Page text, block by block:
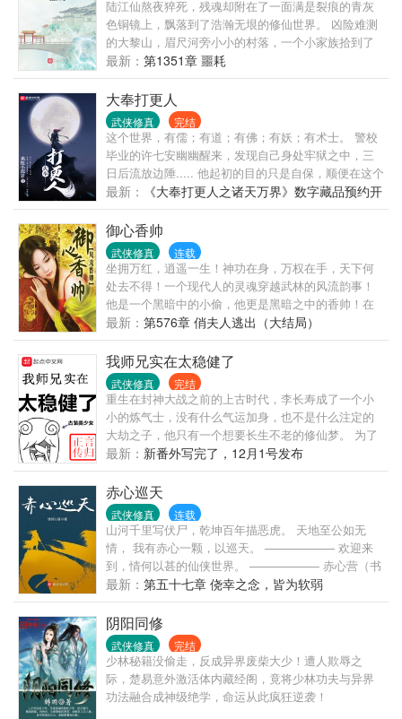
陆江仙熬夜猝死，残魂却附在了一面满是裂痕的青灰
色铜镜上，飘落到了浩瀚无垠的修仙世界。 凶险难测
的大黎山，眉尺河旁小小的村落，一个小家族拾到了
这枚镜子，于是传仙道授仙法，开启波澜壮阔的新时
代。 (家族修仙，不圣母，种田，无系统，群像文)
最新： 第1351章 噩耗
大奉打更人
武侠修真 完结
这个世界，有儒；有道；有佛；有妖；有术士。 警校
毕业的许七安幽幽醒来，发现自己身处牢狱之中，三
日后流放边陲..... 他起初的目的只是自保，顺便在这个
没有人权的社会里当个富家翁悠闲度日。 ...... 多年
后，许七安回首前尘，身后是早已逝去的敌人，以及
累累白骨。 滚滚长江东逝水，浪花淘尽英雄，是非成
败转头空。 青山依旧在，几度夕阳红。 书不悲剧！
最新：
《大奉打更人之诸天万界》数字藏品预约开
始啦！
御心香帅
武侠修真 连载
坐拥万红，逍遥一生！神功在身，万权在手，天下何
处去不得！一个现代人的灵魂穿越武林的风流韵事！
他是一个黑暗中的小偷，他更是黑暗之中的香帅！在
前后两代武林十花，几位师娘以及众多的美人美妇的
帮助之下，他成为了这一个大陆最顶端的存在！整一
个大陆几乎所有的美人都被他收入后宫之中！而故事
的开端，是从他将上一代武林十花的花魁沈雪柔给采
了开始……
最新： 第576章 俏夫人逃出（大结局）
我师兄实在太稳健了
武侠修真 完结
重生在封神大战之前的上古时代，李长寿成了一个小
小的炼气士，没有什么气运加身，也不是什么注定的
大劫之子，他只有一个想要长生不老的修仙梦。 为了
能在残酷的洪荒安身立命，他努力不沾因果，杀人必
扬其灰，凡事谋而后动，从不轻易步入危险之中。 藏
底牌，修遁术，炼丹毒，掌神通，不动稳如老狗，一
动石破天惊，动后悄声走人。 本来李长寿规划中，自
己会一直躲在山中平安无事的修行成仙，直到有一
年，他的老师父静极思动，又给他……收了个师妹回
来…… 【通一群（满·474095492），二群
（836797636）双开爆肝，轻松修仙！】
最新： 新番外写完了，12月1号发布
赤心巡天
武侠修真 连载
山河千里写伏尸，乾坤百年描恶虎。 天地至公如无
情， 我有赤心一颗，以巡天。 —————— 欢迎来
到，情何以甚的仙侠世界。 —————— 赤心营（书
友群）：879927532
最新： 第五十七章 侥幸之念，皆为软弱
阴阳同修
武侠修真 完结
少林秘籍没偷走，反成异界废柴大少！遭人欺辱之
际，楚易意外激活体内藏经阁，竟将少林功夫与异界
功法融合成神级绝学，命运从此疯狂逆袭！